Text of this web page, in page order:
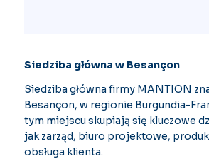
Siedziba główna w Besançon
Siedziba główna firmy MANTION
Besançon, w regionie Burgundia-
tym miejscu skupiają się kluczowe
jak zarząd, biuro projektowe,
obsługa klienta.